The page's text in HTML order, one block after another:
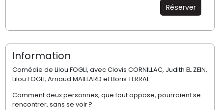
Réserver
Information
Comédie de Lilou FOGLI, avec Clovis CORNILLAC, Judith EL ZEIN,
Lilou FOGLI, Arnaud MAILLARD et Boris TERRAL
Comment deux personnes, que tout oppose, pourraient se
rencontrer, sans se voir ?